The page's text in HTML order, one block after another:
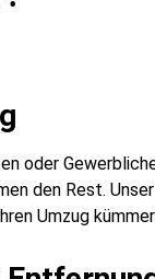
oder
den Rest.
Umzug